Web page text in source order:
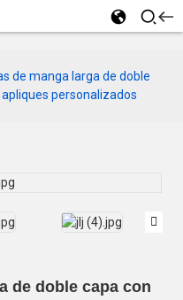
de manga larga de doble
personalizados
de doble capa con